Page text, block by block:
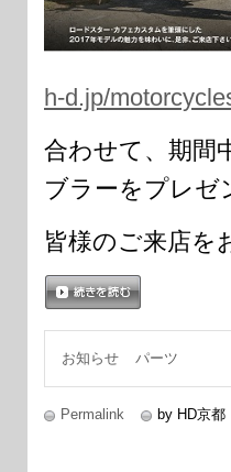
h-d.jp/
合わせて、期間
ブラーをプレゼ
皆様のご来店を
お知らせ パーツ
Permalink by HD京都